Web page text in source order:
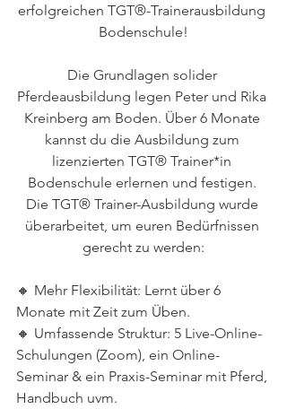
erfolgreichen TGT®-Trainerausbildung
Bodenschule!
Die Grundlagen solider
Pferdeausbildung legen Peter und Rika
Kreinberg am Boden. Über 6 Monate
kannst du die Ausbildung zum
lizenzierten TGT® Trainer*in
Bodenschule erlernen und festigen.
Die TGT® Trainer-Ausbildung wurde
überarbeitet, um euren Bedürfnissen
gerecht zu werden:
🔸 Mehr Flexibilität: Lernt über 6
Monate mit Zeit zum Üben.
🔸 Umfassende Struktur: 5 Live-Online-
Schulungen (Zoom), ein Online-
Seminar & ein Praxis-Seminar mit Pferd,
Handbuch uvm.